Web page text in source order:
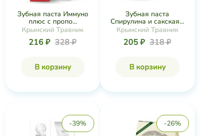
Зубная паста Иммуно
плюс с пропо...
Крымский Травник
216 ₽ 328 ₽
В корзину
Зубная паста
Спирулина и сакская...
Крымский Травник
205 ₽ 318 ₽
В корзину
-39% -26%